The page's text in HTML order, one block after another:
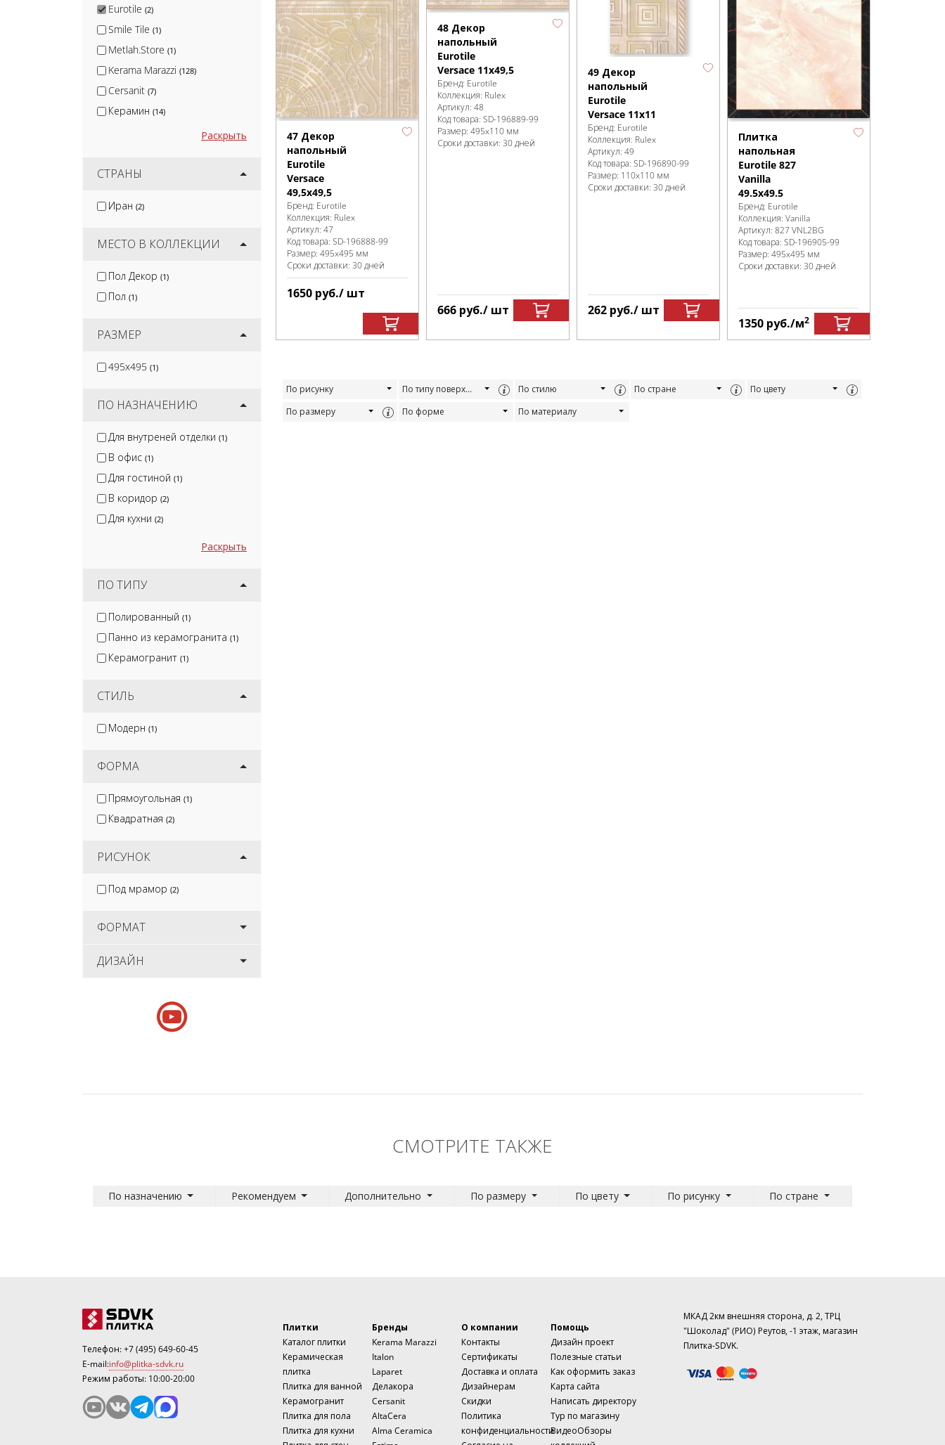
Eurotile (2)
Smile Tile (1)
Metlah.Store (1)
Kerama Marazzi (128)
Cersanit (7)
Керамин (14)
Gracia Ceramica
Керлайф
Раскрыть
СТРАНЫ
Иран (2)
МЕСТО В КОЛЛЕКЦИИ
Пол Декор (1)
Пол (1)
РАЗМЕР
495x495 (1)
ПО НАЗНАЧЕНИЮ
Для внутреней отделки (1)
В офис (1)
Для гостиной (1)
В коридор (2)
Для кухни (2)
Раскрыть
ПО ТИПУ
Полированный (1)
Панно из керамогранита (1)
Керамогранит (1)
СТИЛЬ
Модерн (1)
ФОРМА
Прямоугольная (1)
Квадратная (2)
РИСУНОК
Под мрамор (2)
ФОРМАТ
ДИЗАЙН
47 Декор
напольный
Eurotile
Versace
49,5х49,5
Бренд: Eurotile
Коллекция: Rulex
Артикул: 47
Код товара: SD-196888-99
Размер: 495x495 мм
Сроки доставки: 30 дней
1650 руб./ шт
48 Декор
напольный
Eurotile
Versace 11х49,5
Бренд: Eurotile
Коллекция: Rulex
Артикул: 48
Код товара: SD-196889-99
Размер: 495x110 мм
Сроки доставки: 30 дней
666 руб./ шт
49 Декор
напольный
Eurotile
Versace 11х11
Бренд: Eurotile
Коллекция: Rulex
Артикул: 49
Код товара: SD-196890-99
Размер: 110x110 мм
Сроки доставки: 30 дней
262 руб./ шт
Плитка
напольная
Eurotile 827
Vanilla
49.5х49.5
Бренд: Eurotile
Коллекция: Vanilla
Артикул: 827 VNL2BG
Код товара: SD-196905-99
Размер: 495x495 мм
Сроки доставки: 30 дней
1350 руб./м2
По рисунку По типу поверхности По стилю По стране
По цвету
По размеру
По форме По материалу
СМОТРИТЕ ТАКЖЕ
По назначению Рекомендуем Дополнительно По размеру По цвету По рисунку По стране
Телефон:+7 (495) 649-60-45
E-mail:info@plitka-sdvk.ru
Режим работы: 10:00-20:00
Плитки
Каталог плитки
Керамическая
плитка
Плитка для ванной
Керамогранит
Плитка для пола
Плитка для кухни
Бренды
Kerama Marazzi
Italon
Laparet
Делакора
Cersanit
AltaCera
Alma Ceramica
О компании
Контакты
Сертификаты
Доставка и оплата
Дизайнерам
Скидки
Политика
конфиденциальности
Помощь
Дизайн проект
Полезные статьи
Как оформить заказ
Карта сайта
Написать директору
Тур по магазину
ВидеоОбзоры
МКАД 2км внешняя сторона, д. 2, ТРЦ
"Шоколад" (РИО) Реутов, -1 этаж, магазин
Плитка-SDVK.